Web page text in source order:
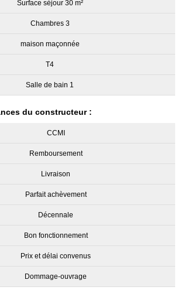
Surface séjour 30 m²
Chambres 3
maison maçonnée
T4
Salle de bain 1
du constructeur :
CCMI
Remboursement
Livraison
Parfait achèvement
Décennale
Bon fonctionnement
Prix et délai convenus
Dommage-ouvrage